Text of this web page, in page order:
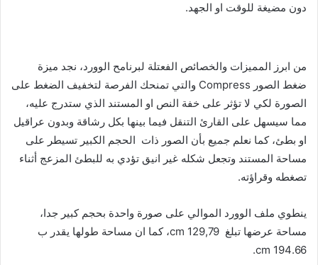
دون مضيغة للوقت او الجهد.
من ابرز المميزات والخصائص الفعتلة لبرنامح الوورد، نجد ميزة
ضغط الصور Compress والتي تمنحك الفرصة لتخفيف الضغط على
الصورة لكي لا تؤثر على خفة النص او المستند الذي ستدرج عليه،
مما سيسهل على القارئ التنقل فيما بينها بكل رشاقة وبدون عراقيل
او بطئ، كما نعلم جميع بأن الصور ذات الحجم الكبير تسيطر على
مساحة المستند وتجعل شكله غير انيق تؤدي به للبطئ المزعج أثناء
تصغطه وقراؤته.
ينطوي ملف الوورد الموالي على صورة واحدة بحجم كبير جدا،
مساحة عرضها تبلغ 129,79 cm، كما ان مساحة طولها يقدر ب
194.66 cm.